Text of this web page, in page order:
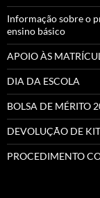
Informação sobre o
ensino básico
APOIO ÀS
DIA DA ESCOLA
BOLSA DE MÉRITO
DEVOLUÇÃO DE
PROCEDIMENTO